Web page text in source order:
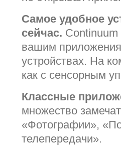
Самое удобное
сейчас. Continuum
вашим
устройствах. На
как с сенсорным
Классные
множество
«Фотографии»,
телепередачи».